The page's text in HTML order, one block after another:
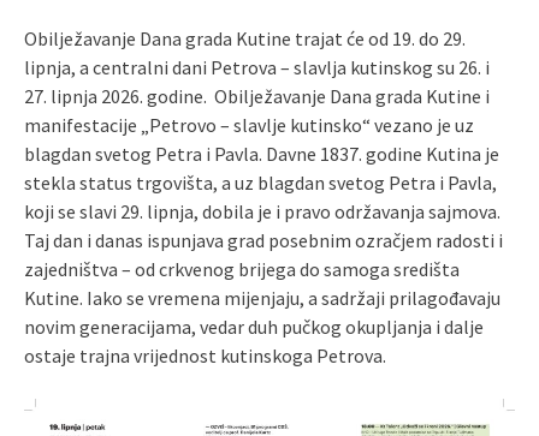
Obilježavanje Dana grada Kutine trajat će od 19. do 29.
lipnja, a centralni dani Petrova – slavlja kutinskog su 26. i
27. lipnja 2026. godine. Obilježavanje Dana grada Kutine i
manifestacije „Petrovo – slavlje kutinsko“ vezano je uz
blagdan svetog Petra i Pavla. Davne 1837. godine Kutina je
stekla status trgovišta, a uz blagdan svetog Petra i Pavla,
koji se slavi 29. lipnja, dobila je i pravo održavanja sajmova.
Taj dan i danas ispunjava grad posebnim ozračjem radosti i
zajedništva – od crkvenog brijega do samoga središta
Kutine. Iako se vremena mijenjaju, a sadržaji prilagođavaju
novim generacijama, vedar duh pučkog okupljanja i dalje
ostaje trajna vrijednost kutinskoga Petrova.